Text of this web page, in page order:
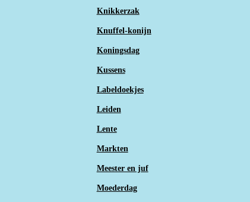
Knikkerzak
Knuffel-konijn
Koningsdag
Kussens
Labeldoekjes
Leiden
Lente
Markten
Meester en juf
Moederdag